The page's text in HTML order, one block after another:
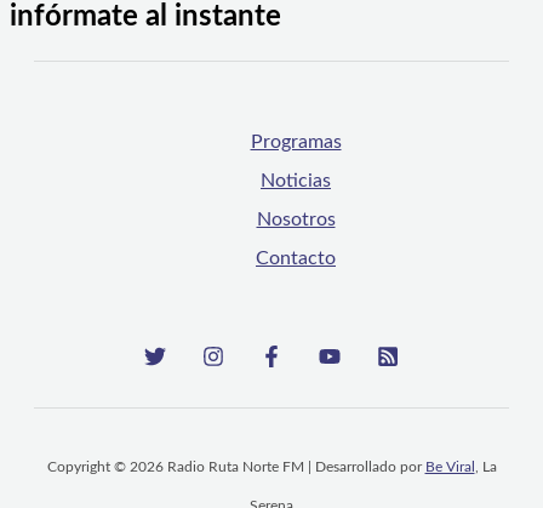
infórmate al instante
Programas
Noticias
Nosotros
Contacto
Copyright © 2026 Radio Ruta Norte FM | Desarrollado por Be Viral , La